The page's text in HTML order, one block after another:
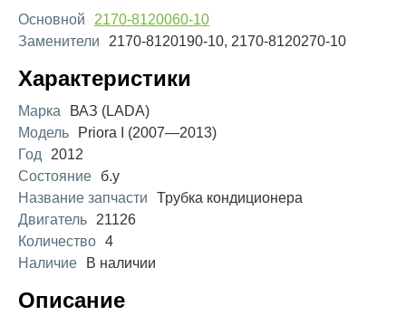
Основной
2170-8120060-10
Заменители
2170-8120190-10, 2170-8120270-10
Характеристики
Марка
ВАЗ (LADA)
Модель
Priora I (2007—2013)
Год
2012
Состояние
б.у
Название запчасти
Трубка кондиционера
Двигатель
21126
Количество 4
Наличие
В наличии
Описание